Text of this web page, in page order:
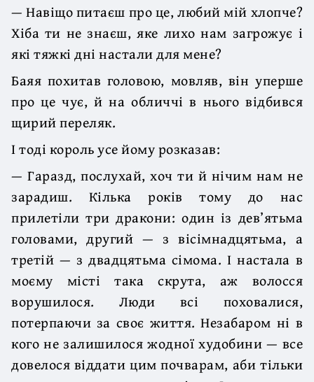
— Навіщо питаєш про це, любий мій хлопче?
Хіба ти не знаєш, яке лихо нам загрожує і
які тяжкі дні настали для мене?
Баяя похитав головою, мовляв, він уперше
про це чує, й на обличчі в нього відбився
щирий переляк.
І тоді король усе йому розказав:
— Гаразд, послухай, хоч ти й нічим нам не
зарадиш. Кілька років тому до нас
прилетіли три дракони: один із дев’ятьма
головами, другий — з вісімнадцятьма, а
третій — з двадцятьма сімома. І настала в
моєму місті така скрута, аж волосся
ворушилося. Люди всі поховалися,
потерпаючи за своє життя. Незабаром ні в
кого не залишилося жодної худобини — все
довелося віддати цим почварам, аби тільки